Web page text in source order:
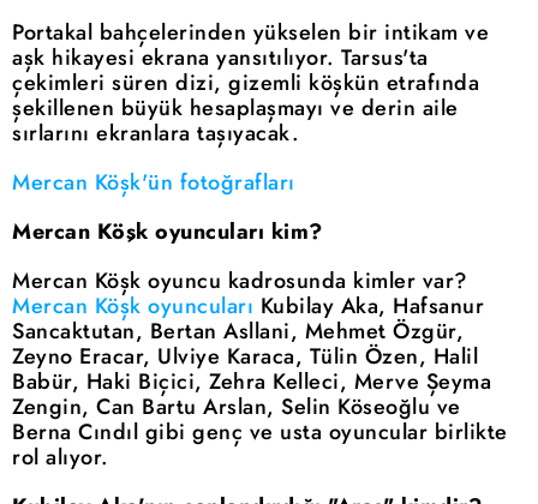
Portakal bahçelerinden yükselen bir intikam ve
aşk hikayesi ekrana yansıtılıyor. Tarsus'ta
çekimleri süren dizi, gizemli köşkün etrafında
şekillenen büyük hesaplaşmayı ve derin aile
sırlarını ekranlara taşıyacak.
Mercan Köşk'ün fotoğrafları
Mercan Köşk oyuncuları kim?
Mercan Köşk oyuncu kadrosunda kimler var?
Mercan Köşk oyuncuları Kubilay Aka, Hafsanur
Sancaktutan, Bertan Asllani, Mehmet Özgür,
Zeyno Eracar, Ulviye Karaca, Tülin Özen, Halil
Babür, Haki Biçici, Zehra Kelleci, Merve Şeyma
Zengin, Can Bartu Arslan, Selin Köseoğlu ve
Berna Cındıl gibi genç ve usta oyuncular birlikte
rol alıyor.